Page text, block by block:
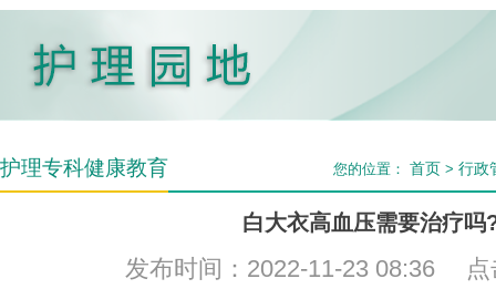
护理专科健康教育 您的位置： 首页 > 行政
白大衣高血压需要治疗吗
发布时间：2022-11-23 08:36 点